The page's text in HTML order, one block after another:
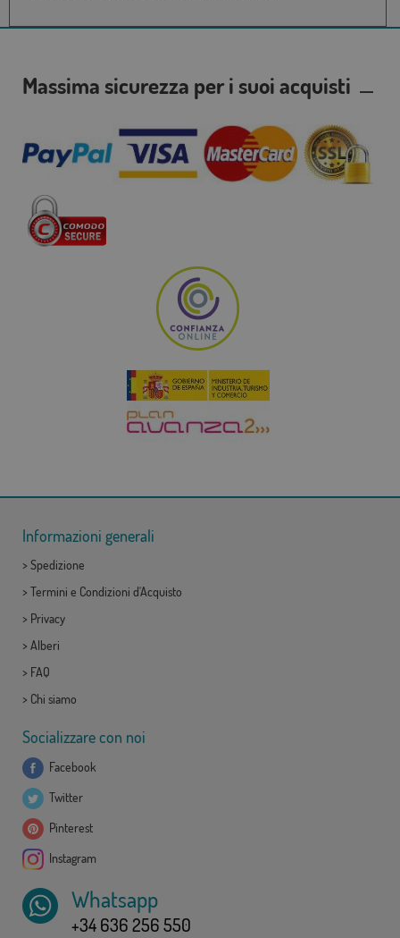
Massima sicurezza per i suoi acquisti
Informazioni generali
> Spedizione
> Termini e Condizioni d'Acquisto
> Privacy
> Alberi
> FAQ
> Chi siamo
Socializzare con noi
Facebook
Twitter
Pinterest
Instagram
Whatsapp
+34 636 256 550